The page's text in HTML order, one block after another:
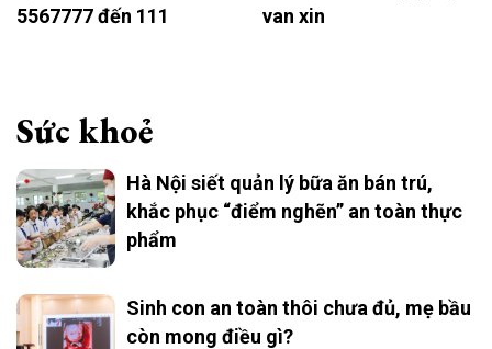
5567777 đến 111
van xin
Sức khoẻ
Hà Nội siết quản lý bữa ăn bán trú,
khắc phục “điểm nghẽn” an toàn thực
phẩm
Sinh con an toàn thôi chưa đủ, mẹ bầu
còn mong điều gì?